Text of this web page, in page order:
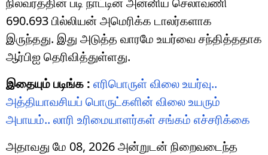
690.693 பில்லியன் அமெரிக்க டாலர்களாக
இருந்தது. இது அடுத்த வாரமே உயர்வை சந்தித்ததாக
ஆர்பிஐ தெரிவித்துள்ளது.
இதையும் படிங்க : எரிபொருள் விலை உயர்வு..
அத்தியாவசியப் பொருட்களின் விலை உயரும்
அபாயம்.. லாரி உரிமையாளர்கள் சங்கம் எச்சரிக்கை
அதாவது மே 08, 2026 அன்றுடன் நிறைவடைந்த